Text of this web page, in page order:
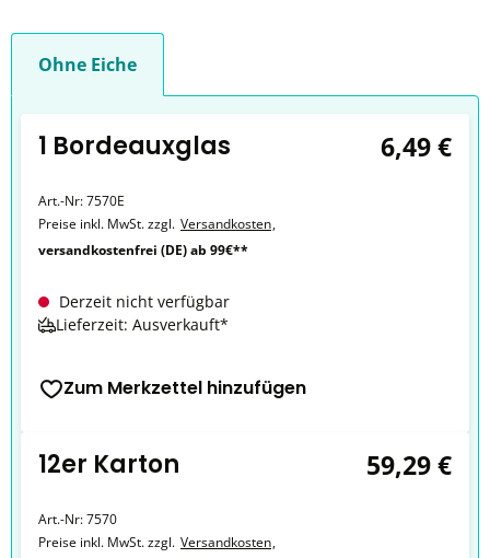
Ohne Eiche
1 Bordeauxglas 6,49 €
Art.-Nr:7570E
Preise inkl. MwSt. zzgl. Versandkosten,
versandkostenfrei (DE) ab 99€**
Derzeit nicht verfügbar
Lieferzeit: Ausverkauft*
Zum Merkzettel hinzufügen
12er Karton 59,29 €
Art.-Nr:7570
Preise inkl. MwSt. zzgl. Versandkosten,